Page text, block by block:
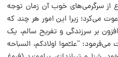
از سرگرمی‌های خوب آن زمان توجه
می‌کرد؛ زیرا این امور هر چند که
بر سرزندگی و تفریح سالم، یک
“علـِّموا اولادکم، السباحه